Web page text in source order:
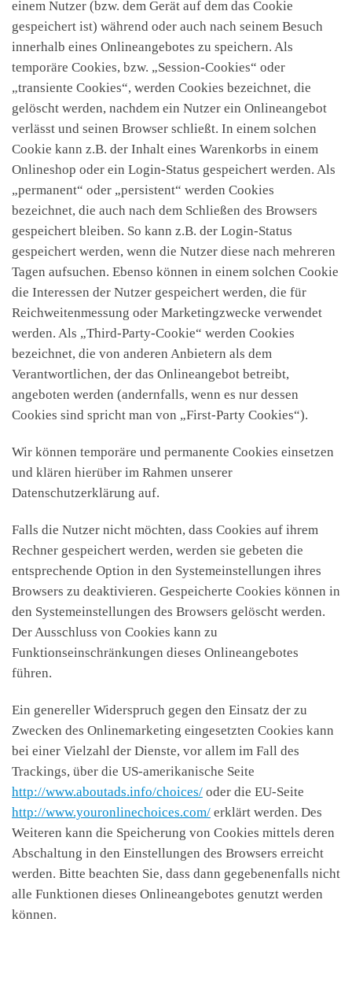
einem Nutzer (bzw. dem Gerät auf dem das Cookie
gespeichert ist) während oder auch nach seinem Besuch
innerhalb eines Onlineangebotes zu speichern. Als
temporäre Cookies, bzw. „Session-Cookies“ oder
„transiente Cookies“, werden Cookies bezeichnet, die
gelöscht werden, nachdem ein Nutzer ein Onlineangebot
verlässt und seinen Browser schließt. In einem solchen
Cookie kann z.B. der Inhalt eines Warenkorbs in einem
Onlineshop oder ein Login-Status gespeichert werden. Als
„permanent“ oder „persistent“ werden Cookies
bezeichnet, die auch nach dem Schließen des Browsers
gespeichert bleiben. So kann z.B. der Login-Status
gespeichert werden, wenn die Nutzer diese nach mehreren
Tagen aufsuchen. Ebenso können in einem solchen Cookie
die Interessen der Nutzer gespeichert werden, die für
Reichweitenmessung oder Marketingzwecke verwendet
werden. Als „Third-Party-Cookie“ werden Cookies
bezeichnet, die von anderen Anbietern als dem
Verantwortlichen, der das Onlineangebot betreibt,
angeboten werden (andernfalls, wenn es nur dessen
Cookies sind spricht man von „First-Party Cookies“).
Wir können temporäre und permanente Cookies einsetzen
und klären hierüber im Rahmen unserer
Datenschutzerklärung auf.
Falls die Nutzer nicht möchten, dass Cookies auf ihrem
Rechner gespeichert werden, werden sie gebeten die
entsprechende Option in den Systemeinstellungen ihres
Browsers zu deaktivieren. Gespeicherte Cookies können in
den Systemeinstellungen des Browsers gelöscht werden.
Der Ausschluss von Cookies kann zu
Funktionseinschränkungen dieses Onlineangebotes
führen.
Ein genereller Widerspruch gegen den Einsatz der zu
Zwecken des Onlinemarketing eingesetzten Cookies kann
bei einer Vielzahl der Dienste, vor allem im Fall des
Trackings, über die US-amerikanische Seite
http://www.aboutads.info/choices/ oder die EU-Seite
http://www.youronlinechoices.com/ erklärt werden. Des
Weiteren kann die Speicherung von Cookies mittels deren
Abschaltung in den Einstellungen des Browsers erreicht
werden. Bitte beachten Sie, dass dann gegebenenfalls nicht
alle Funktionen dieses Onlineangebotes genutzt werden
können.